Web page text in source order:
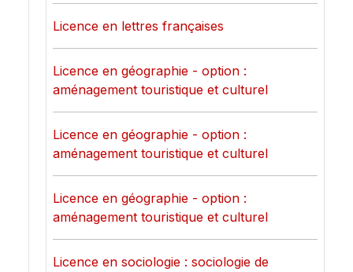
Licence en lettres françaises
Licence en géographie - option :
aménagement touristique et culturel
Licence en géographie - option :
aménagement touristique et culturel
Licence en géographie - option :
aménagement touristique et culturel
Licence en sociologie : sociologie de